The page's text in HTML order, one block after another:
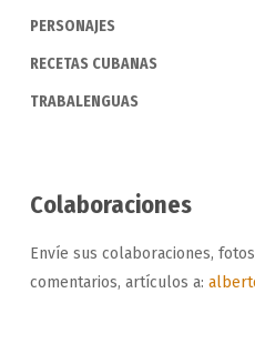
PERSONAJES
RECETAS CUBANAS
TRABALENGUAS
Colaboraciones
Envíe sus colaboraciones,
comentarios, artículos a: